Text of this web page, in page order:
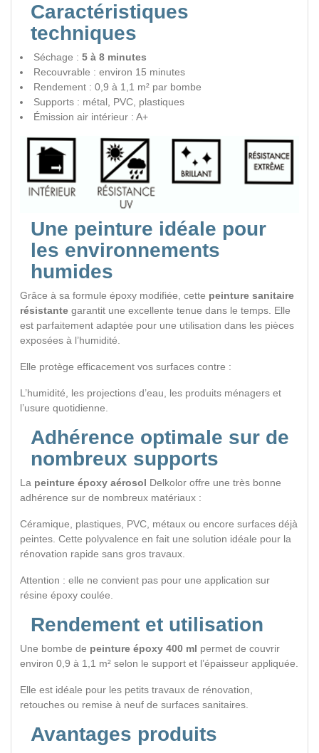
Caractéristiques
techniques
Séchage : 5 à 8 minutes
Recouvrable : environ 15 minutes
Rendement : 0,9 à 1,1 m² par bombe
Supports : métal, PVC, plastiques
Émission air intérieur : A+
Une peinture idéale pour
les environnements
humides
Grâce à sa formule époxy modifiée, cette peinture sanitaire
résistante garantit une excellente tenue dans le temps. Elle
est parfaitement adaptée pour une utilisation dans les pièces
exposées à l’humidité.
Elle protège efficacement vos surfaces contre :
L’humidité, les projections d’eau, les produits ménagers et
l’usure quotidienne.
Adhérence optimale sur de
nombreux supports
La peinture époxy aérosol Delkolor offre une très bonne
adhérence sur de nombreux matériaux :
Céramique, plastiques, PVC, métaux ou encore surfaces déjà
peintes. Cette polyvalence en fait une solution idéale pour la
rénovation rapide sans gros travaux.
Attention : elle ne convient pas pour une application sur
résine époxy coulée.
Rendement et utilisation
Une bombe de peinture époxy 400 ml permet de couvrir
environ 0,9 à 1,1 m² selon le support et l’épaisseur appliquée.
Elle est idéale pour les petits travaux de rénovation,
retouches ou remise à neuf de surfaces sanitaires.
Avantages produits